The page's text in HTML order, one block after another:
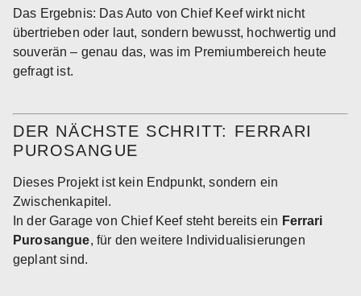
Das Ergebnis: Das Auto von Chief Keef wirkt nicht
übertrieben oder laut, sondern bewusst, hochwertig und
souverän – genau das, was im Premiumbereich heute
gefragt ist.
DER NÄCHSTE SCHRITT: FERRARI
PUROSANGUE
Dieses Projekt ist kein Endpunkt, sondern ein
Zwischenkapitel.
In der Garage von Chief Keef steht bereits ein Ferrari
Purosangue, für den weitere Individualisierungen
geplant sind.